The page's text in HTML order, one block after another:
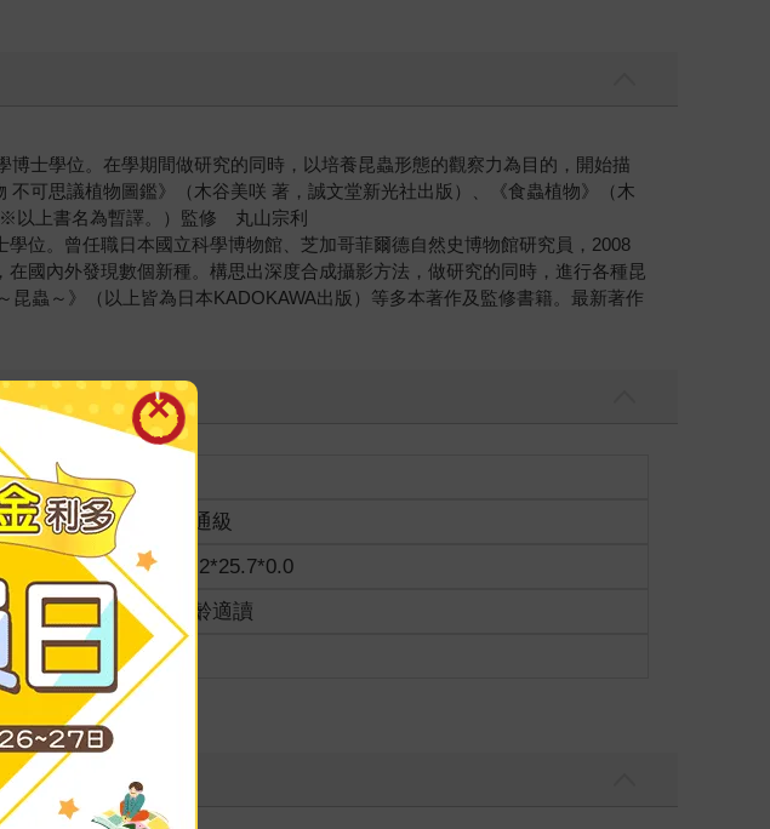
士學位。在學期間做研究的同時，以培養昆蟲形態的觀察力為目的，開始描
可思議植物圖鑑》（木谷美咲 著，誠文堂新光社出版）、《食蟲植物》（木
以上書名為暫譯。） 監修 丸山宗利
位。曾任職日本國立科學博物館、芝加哥菲爾德自然史博物館研究員，2008
國內外發現數個新種。構思出深度合成攝影方法，做研究的同時，進行各種昆
蟲～》（以上皆為日本KADOKAWA出版）等多本著作及監修書籍。最新著作
裝訂
分級
普通級
商品規格
18.2*25.7*0.0
適讀年齡
全齡適讀
級別